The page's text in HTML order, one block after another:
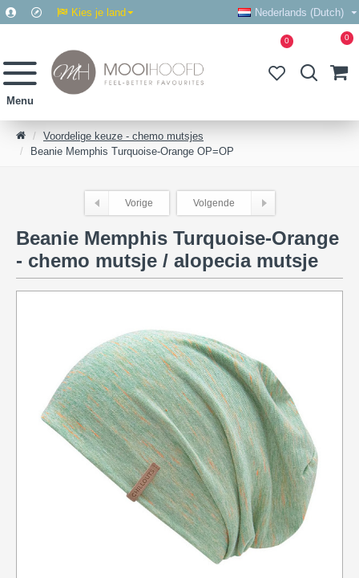
Kies je land Nederlands (Dutch)
0 0
Voordelige keuze - chemo mutsjes
Beanie Memphis Turquoise-Orange OP=OP
Vorige Volgende
Beanie Memphis Turquoise-Orange
- chemo mutsje / alopecia mutsje